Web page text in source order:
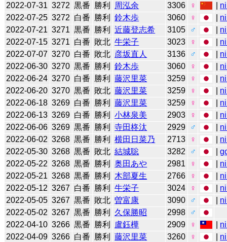
2022-07-31 3272 黒番 勝利 周泓余 3306 ♀
2022-07-25 3272 白番 勝利 鈴木歩 3060 ♀
2022-07-21 3271 黒番 勝利 近藤登志希 3105 ♂
2022-07-15 3271 白番 敗北 牛栄子 3023 ♀
2022-07-07 3270 白番 敗北 彦坂直人 3136 ♂
2022-06-30 3270 黒番 勝利 鈴木歩 3060 ♀
2022-06-24 3270 白番 勝利 藤沢里菜 3259 ♀
2022-06-20 3270 黒番 敗北 藤沢里菜 3259 ♀
2022-06-18 3269 白番 勝利 藤沢里菜 3259 ♀
2022-06-13 3269 白番 勝利 小林泉美 2903 ♀
2022-06-06 3269 黒番 勝利 寺田柊汰 2929 ♂
2022-06-02 3268 黒番 勝利 横田日菜乃 2713 ♀
2022-05-30 3268 黒番 敗北 結城聡 3282 ♂ |
2022-05-22 3268 黒番 勝利 奥田あや 2981 ♀
2022-05-21 3268 黒番 勝利 木部夏生 2766 ♀
2022-05-12 3267 白番 勝利 牛栄子 3024 ♀
2022-05-05 3267 黒番 敗北 曽富康 3090 ♂
2022-05-02 3267 黒番 勝利 久保勝昭 2998
♂
2022-04-10 3266 黒番 勝利 盧鈺樺 2909 ♀
2022-04-09 3266 白番 勝利 藤沢里菜 3260 ♀